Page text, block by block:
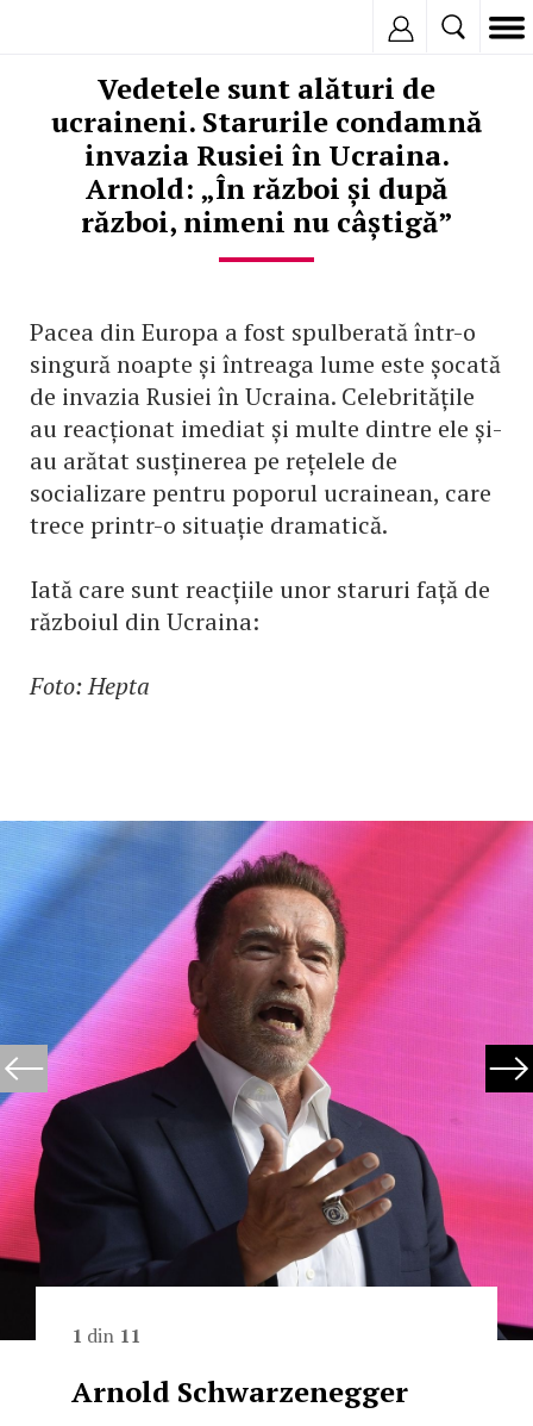
Vedetele sunt alături de
ucraineni. Starurile condamnă
invazia Rusiei în Ucraina.
Arnold: „În război și după
război, nimeni nu câștigă”
Pacea din Europa a fost spulberată într-o
singură noapte și întreaga lume este șocată
de invazia Rusiei în Ucraina. Celebritățile
au reacționat imediat și multe dintre ele și-
au arătat susținerea pe rețelele de
socializare pentru poporul ucrainean, care
trece printr-o situație dramatică.
Iată care sunt reacțiile unor staruri față de
războiul din Ucraina:
Foto: Hepta
1 din 11
Arnold Schwarzenegger